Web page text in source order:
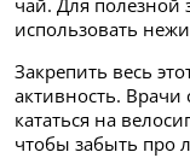
чай. Для полезной
использовать
Закрепить весь
активность. Врачи
кататься на
чтобы забыть про